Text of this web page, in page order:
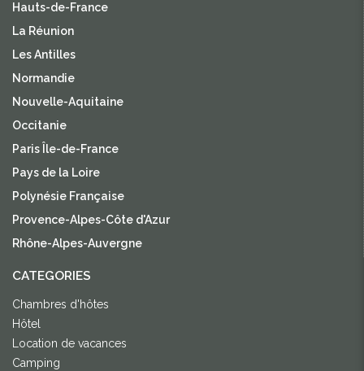
Hauts-de-France
La Réunion
Les Antilles
Normandie
Nouvelle-Aquitaine
Occitanie
Paris Île-de-France
Pays de la Loire
Polynésie Française
Provence-Alpes-Côte d'Azur
Rhône-Alpes-Auvergne
CATEGORIES
Chambres d'hôtes
Hôtel
Location de vacances
Camping